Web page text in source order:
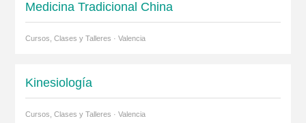
Medicina Tradicional China
Cursos, Clases y Talleres · Valencia
Kinesiología
Cursos, Clases y Talleres · Valencia